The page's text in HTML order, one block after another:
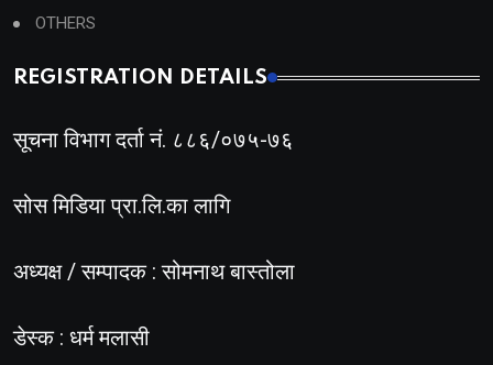
OTHERS
REGISTRATION DETAILS
सूचना विभाग दर्ता नं. ८८६/०७५-७६
सोस मिडिया प्रा.लि.का लागि
अध्यक्ष / सम्पादक : सोमनाथ बास्तोला
डेस्क : धर्म मलासी